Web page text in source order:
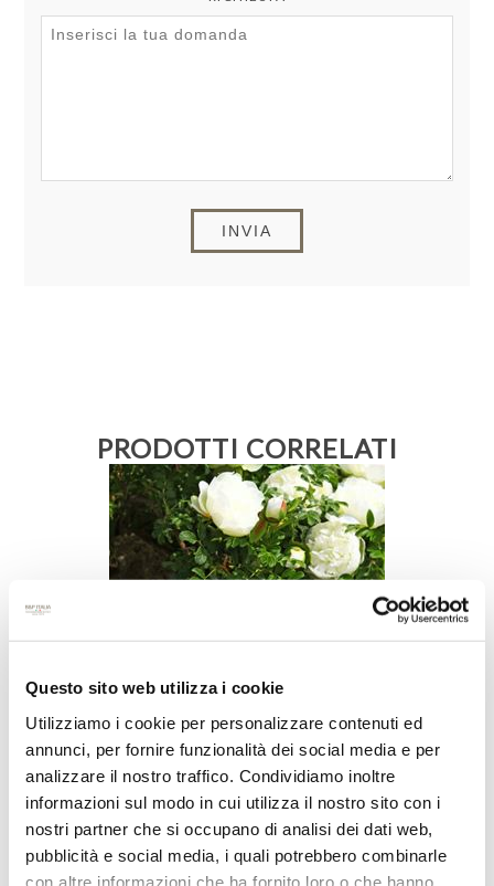
Questo sito web utilizza i cookie
Utilizziamo i cookie per personalizzare contenuti ed
annunci, per fornire funzionalità dei social media e per
analizzare il nostro traffico. Condividiamo inoltre
informazioni sul modo in cui utilizza il nostro sito con i
nostri partner che si occupano di analisi dei dati web,
pubblicità e social media, i quali potrebbero combinarle
con altre informazioni che ha fornito loro o che hanno
PRODOTTI CORRELATI